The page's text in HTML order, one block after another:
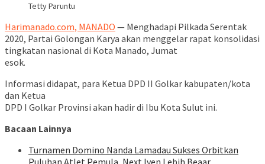
Tetty Paruntu
Harimanado.com, MANADO — Menghadapi Pilkada Serentak
2020, Partai Golongan Karya akan menggelar rapat konsolidasi
tingkatan nasional di Kota Manado, Jumat
esok.
Informasi didapat, para Ketua DPD II Golkar kabupaten/kota
dan Ketua
DPD I Golkar Provinsi akan hadir di Ibu Kota Sulut ini.
Bacaan Lainnya
Turnamen Domino Nanda Lamadau Sukses Orbitkan